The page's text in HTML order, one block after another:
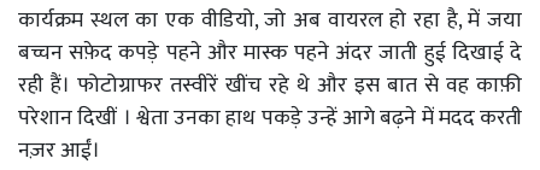
कार्यक्रम स्थल का एक वीडियो, जो अब वायरल हो रहा है, में जया
बच्चन सफ़ेद कपड़े पहने और मास्क पहने अंदर जाती हुई दिखाई दे
रही हैं। फोटोग्राफर तस्वीरें खींच रहे थे और इस बात से वह काफ़ी
परेशान दिखीं । श्वेता उनका हाथ पकड़े उन्हें आगे बढ़ने में मदद करती
नज़र आईं।